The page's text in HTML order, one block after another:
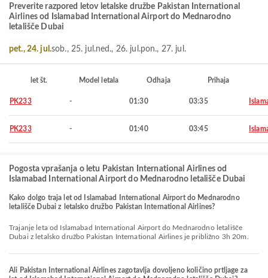
Preverite razpored letov letalske družbe Pakistan International
Airlines od Islamabad International Airport do Mednarodno
letališče Dubai
pet., 24. jul.sob., 25. jul.ned., 26. jul.pon., 27. jul.
let št. Model letala Odhaja Prihaja
PK233 - 01:30 03:35
PK233 - 01:40 03:45
Pogosta vprašanja o letu Pakistan International Airlines od
Islamabad International Airport do Mednarodno letališče Dubai
Kako dolgo traja let od Islamabad International Airport do Mednarodno
letališče Dubai z letalsko družbo Pakistan International Airlines?
Trajanje leta od Islamabad International Airport do Mednarodno letališče
Dubai z letalsko družbo Pakistan International Airlines je približno 3h 20m.
Ali Pakistan International Airlines zagotavlja dovoljeno količino prtljage za